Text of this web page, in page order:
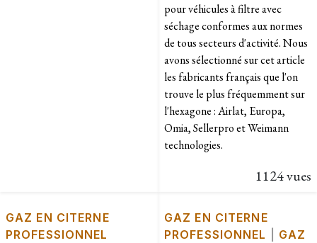
pour véhicules à filtre avec
séchage conformes aux normes
de tous secteurs d'activité. Nous
avons sélectionné sur cet article
les fabricants français que l'on
trouve le plus fréquemment sur
l'hexagone : Airlat, Europa,
Omia, Sellerpro et Weimann
technologies.​
1124 vues
GAZ EN CITERNE
PROFESSIONNEL
GAZ EN CITERNE
PROFESSIONNEL
GAZ